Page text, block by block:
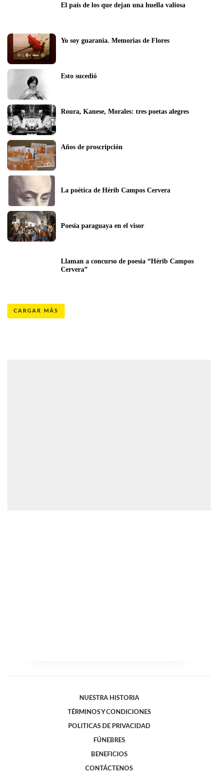
El país de los que dejan una huella valiosa
Esto sucedió
Roura, Kanese, Morales: tres poetas alegres
Años de proscripción
La poética de Hérib Campos Cervera
Poesía paraguaya en el visor
Llaman a concurso de poesía “Hérib Campos
Cervera”
CARGAR MÁS
NUESTRA HISTORIA
TÉRMINOS Y CONDICIONES
POLITICAS DE PRIVACIDAD
FÚNEBRES
BENEFICIOS
CONTÁCTENOS